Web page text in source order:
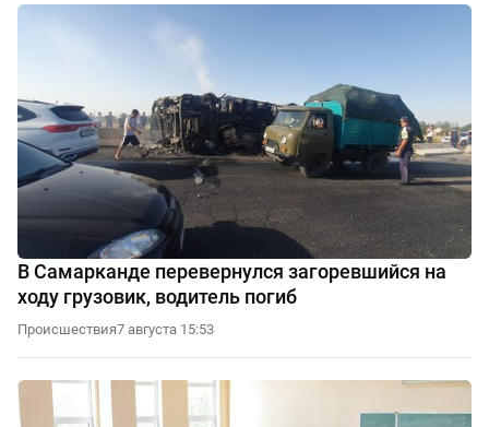
В Самарканде перевернулся загоревшийся на
ходу грузовик, водитель погиб
Происшествия7 августа 15:53